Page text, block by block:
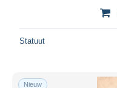
Statuut
Nieuw